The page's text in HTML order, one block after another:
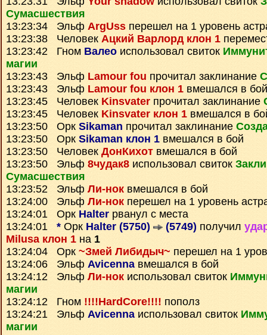
Сумаcшествия
13:23:34 Эльф ArgUss перешел на 1 уровень
13:23:38 Человек Ацкий Варлорд клон 1
13:23:42 Гном Валео использовал свиток
магии
13:23:43 Эльф Lamour fou прочитал заклинание
13:23:43 Эльф Lamour fou клон 1 вмешался в бой
13:23:45 Человек Kinsvater прочитал заклинание
13:23:45 Человек Kinsvater клон 1 вмешался в
13:23:50 Орк Sikaman прочитал заклинание
13:23:50 Орк Sikaman клон 1 вмешался в бой
13:23:50 Человек ДонКихот вмешался в бой
13:23:50 Эльф 8чудак8 использовал свиток
Сумаcшествия
13:23:52 Эльф Ли-нок вмешался в бой
13:24:00 Эльф Ли-нок перешел на 1 уровень
13:24:01 Орк Halter рванул с места
13:24:01 * Орк Halter (5750) (5749) получил
Milusa клон 1 на 1
13:24:04 Орк ~Змей Либидыч~ перешел на 1
13:24:06 Эльф Avicennaвмешался в бой
13:24:12 Эльф Ли-нок использовал свиток
магии
13:24:12 Гном !!!!HardCore!!!! пополз
13:24:21 Эльф Avicennaиспользовал свиток
магии